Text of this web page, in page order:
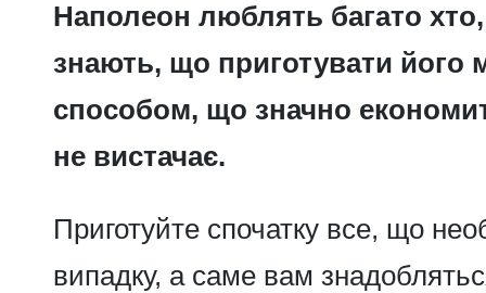
Наполеон люблять багато хто,
знають, що приготувати його
способом, що значно
не вистачає.
Приготуйте спочатку все, що
випадку, а саме вам